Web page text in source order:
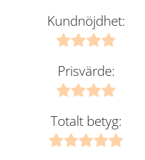
Kundnöjdhet:
Prisvärde:
Totalt betyg: